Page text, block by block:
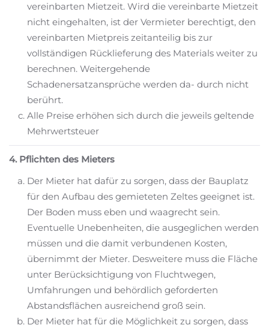
vereinbarten Mietzeit. Wird die vereinbarte Mietzeit
nicht eingehalten, ist der Vermieter berechtigt, den
vereinbarten Mietpreis zeitanteilig bis zur
vollständigen Rücklieferung des Materials weiter zu
berechnen. Weitergehende
Schadenersatzansprüche werden da- durch nicht
berührt.
Alle Preise erhöhen sich durch die jeweils geltende
Mehrwertsteuer
4. Pflichten des Mieters
Der Mieter hat dafür zu sorgen, dass der Bauplatz
für den Aufbau des gemieteten Zeltes geeignet ist.
Der Boden muss eben und waagrecht sein.
Eventuelle Unebenheiten, die ausgeglichen werden
müssen und die damit verbundenen Kosten,
übernimmt der Mieter. Desweitere muss die Fläche
unter Berücksichtigung von Fluchtwegen,
Umfahrungen und behördlich geforderten
Abstandsflächen ausreichend groß sein.
Der Mieter hat für die Möglichkeit zu sorgen, dass